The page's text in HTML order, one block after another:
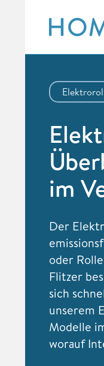
content
im
Der
oder
Flitzer
sich
unserem
Modelle
worauf